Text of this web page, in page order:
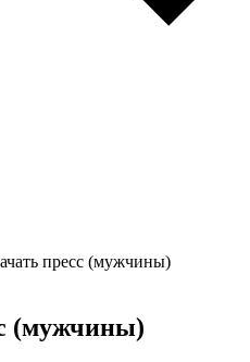
пресс (мужчины)
(мужчины)